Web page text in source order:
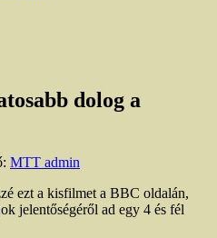
dolog a
MTT admin
ezt a kisfilmet a BBC oldalán,
jelentőségéről ad egy 4 és fél